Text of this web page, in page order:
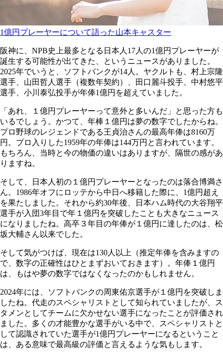
1億円プレーヤーについて語った山本キャスター
阪神に、NPB史上最多となる日本人17人の1億円プレーヤーが
誕生する可能性が出てきた、というニュースがありました。
2025年でいうと、ソフトバンクが14人。ヤクルトも、村上宗隆
選手、山田哲人選手（複数年契約）、田口麗斗投手、中村悠平
選手、小川泰弘投手が年俸1億円を超えていました。
「あれ、１億円プレーヤーって意外と多いんだ」と思った方も
いるでしょう。かつて、年棒１億円は夢の数字でしたからね。
プロ野球のレジェンドである王貞治さんの最高年俸は8160万
円。プロ入りした1959年の年俸は144万円と言われています。
もちろん、当時と今の物価の違いはありますが、隔世の感があ
りますね。
そして、日本人初の１億円プレーヤーとなったのは落合博満さ
ん。1986年オフにロッテから中日へ移籍した際に、1億円超え
を果たしました。それから約30年後、日本ハム時代の大谷翔平
選手が入団3年目で年１億円を突破したことも大きなニュース
になりましたね。高卒３年目の年俸が１億円に達したのは、松
坂大輔さん以来でした。
そして気がつけば、現在は130人以上（推定年俸を含みますの
で、数字の正確性はひとまずおいておきます）。年俸１億円
は、もはや夢の数字ではなくなったのかもしれません。
2024年には、ソフトバンクの周東佑京選手が１億円を突破しま
したね。代走のスペシャリストとして知られていましたが、ス
タメンとしてチームに欠かせない選手になったことが評価され
ました。多くの才能豊かな選手がいる中で、スペシャリストと
して認識されていた選手が1億円プレーヤーになるということ
は、ある意味で最高級の評価と言えるような気もします。